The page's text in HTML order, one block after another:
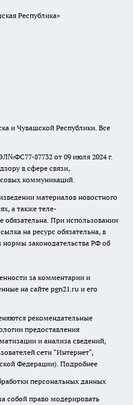
Республика»
и Чувашской Республики. Все
87732 от 09 июля 2024 г.
в сфере связи,
коммуникаций.
материалов новостного
а также теле-
обязательна. При использовании
на ресурс обязательна, в
законодательства РФ об
за комментарии и
на сайте pgn21.ru и его
рекомендательные
предоставления
и анализа сведений,
сети "Интернет",
Федерации).Подробнее
персональных данных
собой право модерировать